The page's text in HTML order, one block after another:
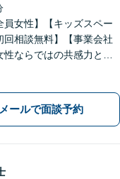
員女性】【キッズスペー
回相談無料】【事業会社
ならではの共感力とコ
。特に離婚や相続など家
意です。
メールで面談予約